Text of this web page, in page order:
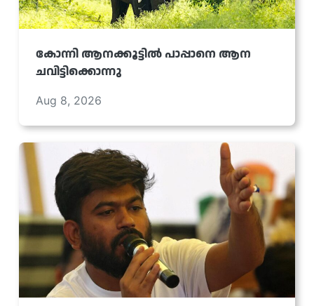
കോന്നി ആനക്കൂട്ടിൽ പാപ്പാനെ ആന
ചവിട്ടിക്കൊന്നു
Aug 8, 2026